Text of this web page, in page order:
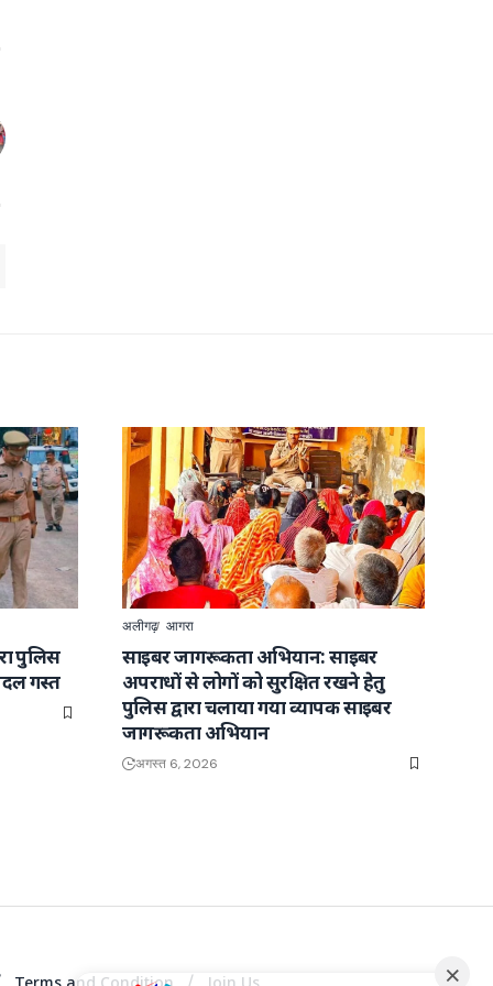
पुलिस
गस्त
अलीगढ़ आगरा
साइबर जागरूकता अभियान: साइबर
अपराधों से लोगों को सुरक्षित रखने हेतु
पुलिस द्वारा चलाया गया व्यापक साइबर
जागरूकता अभियान
अगस्त 6, 2026